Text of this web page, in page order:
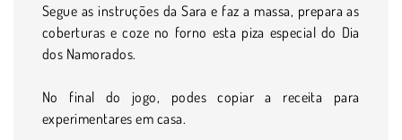
Segue as instruções da Sara e faz a massa, prepara as
coberturas e coze no forno esta piza especial do Dia
dos Namorados.
No final do jogo, podes copiar a receita para
experimentares em casa.